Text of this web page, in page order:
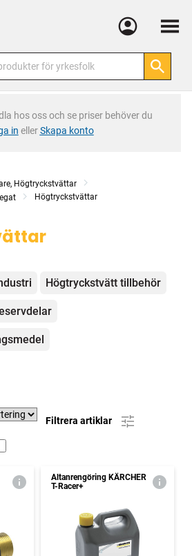
Meny
hos oss och se priser behöver du
in ellerSkapa konto
Högtryckstvättar
Högtryckstvättar
Högtryckstvätt tillbehör
Filtrera artiklar
Altanrengöring KÄRCHER
T-Racer+